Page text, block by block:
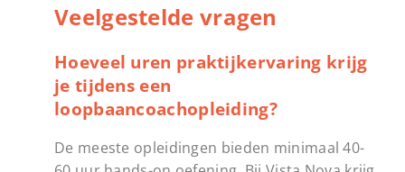
Veelgestelde vragen
Hoeveel uren praktijkervaring krijg
je tijdens een
loopbaancoachopleiding?
De meeste opleidingen bieden minimaal 40-